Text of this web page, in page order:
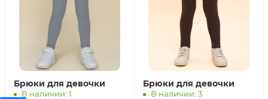
Брюки для девочки
В наличии: 1
Брюки для девочки
В наличии: 3